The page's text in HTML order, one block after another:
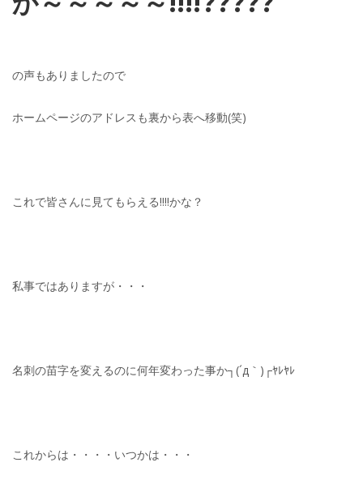
の声もありましたので
ホームページのアドレスも裏から表へ移動(笑)
これで皆さんに見てもらえる!!!!かな？
私事ではありますが・・・
名刺の苗字を変えるのに何年変わった事か┐(´д｀)┌ﾔﾚﾔﾚ
これからは・・・・いつかは・・・